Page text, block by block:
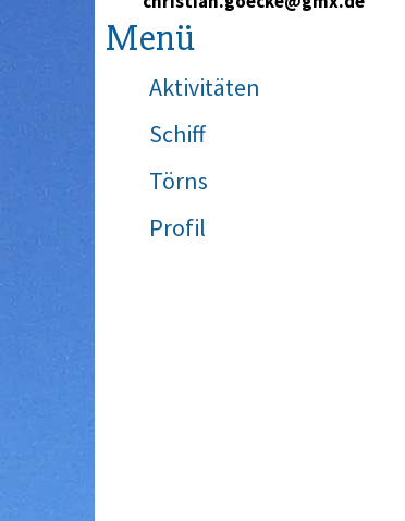
Menü
Aktivitäten
Schiff
Törns
Profil